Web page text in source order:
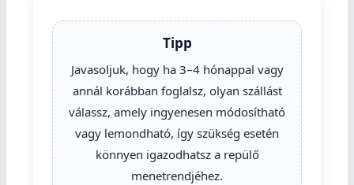
Tipp
Javasoljuk, hogy ha 3–4 hónappal vagy
annál korábban foglalsz, olyan szállást
válassz, amely ingyenesen módosítható
vagy lemondható, így szükség esetén
könnyen igazodhatsz a repülő
menetrendjéhez.